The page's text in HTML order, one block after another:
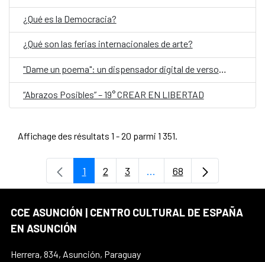
¿Qué es la Democracia?
¿Qué son las ferias internacionales de arte?
"Dame un poema": un dispensador digital de versos, en el Día Mundial de la Poesía
“Abrazos Posibles” – 19° CREAR EN LIBERTAD
Affichage des résultats 1 - 20 parmi 1 351.
Page
1 Page
2 Page
3 ...Pages intermédiaires
Page
68
CCE ASUNCIÓN | CENTRO CULTURAL DE ESPAÑA
EN ASUNCIÓN
Herrera, 834, Asunción, Paraguay